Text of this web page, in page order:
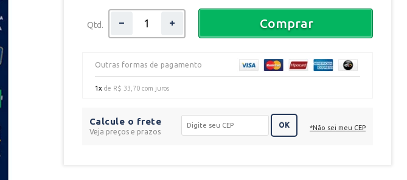
Qtd. Comprar
Outras formas de pagamento
1x de R$ 33,70com juros
Calcule o frete
Veja preços e prazos
OK *Não sei meu CEP